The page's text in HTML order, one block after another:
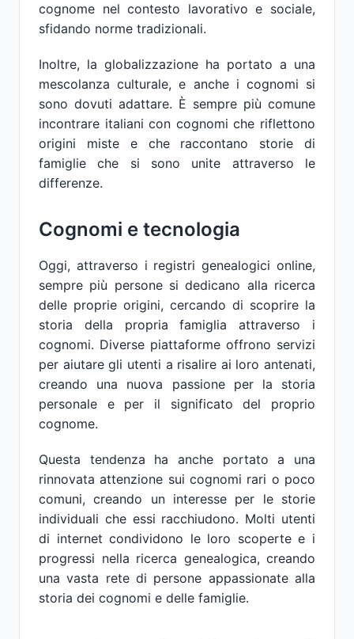
cognome nel contesto lavorativo e sociale,
sfidando norme tradizionali.
Inoltre, la globalizzazione ha portato a una
mescolanza culturale, e anche i cognomi si
sono dovuti adattare. È sempre più comune
incontrare italiani con cognomi che riflettono
origini miste e che raccontano storie di
famiglie che si sono unite attraverso le
differenze.
Cognomi e tecnologia
Oggi, attraverso i registri genealogici online,
sempre più persone si dedicano alla ricerca
delle proprie origini, cercando di scoprire la
storia della propria famiglia attraverso i
cognomi. Diverse piattaforme offrono servizi
per aiutare gli utenti a risalire ai loro antenati,
creando una nuova passione per la storia
personale e per il significato del proprio
cognome.
Questa tendenza ha anche portato a una
rinnovata attenzione sui cognomi rari o poco
comuni, creando un interesse per le storie
individuali che essi racchiudono. Molti utenti
di internet condividono le loro scoperte e i
progressi nella ricerca genealogica, creando
una vasta rete di persone appassionate alla
storia dei cognomi e delle famiglie.